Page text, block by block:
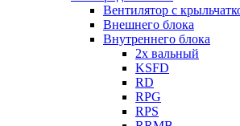
Вентилятор с
Внешнего блока
Внутреннего блока
2х вальный
KSFD
RD
RPG
RPS